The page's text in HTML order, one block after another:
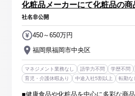
化粧品メーカーにて化粧品の商
社名非公開
福岡県福岡市中央区
450～650万円
マネジメント業務なし 語学力不問 学歴不問
育児・介護休暇あり
中途入社5割以上 転勤な
■健康食品や化粧品を中心に多彩な商